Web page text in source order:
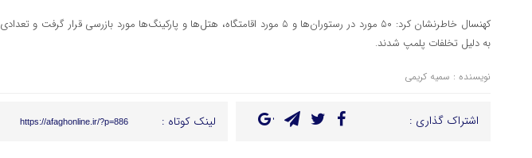
کهنسال خاطرنشان کرد: ۵۰ مورد در رستوران‌ها و ۵ مورد اقامتگاه، هتل‌ها و پارکینگ‌ها مورد بازرسی قرار گرفت و تعدادی
به دلیل تخلفات پلمپ شدند.
نویسنده : سمیه کریمی
اشتراک گذاری : لینک کوتاه : https://afaghonline.ir/?p=886